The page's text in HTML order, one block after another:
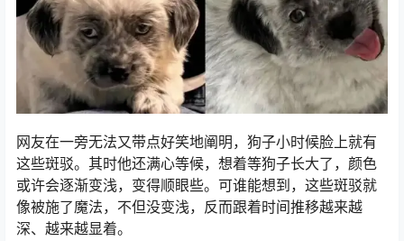
网友在一旁无法又带点好笑地阐明，狗子小时候脸上就有
这些斑驳。 其时他还满心等候，想着等狗子长大了，颜色
或许会逐渐变浅，变得顺眼些。 可谁能想到，这些斑驳就
像被施了魔法，不但没变浅，反而跟着时间推移越来越
深、越来越显着。